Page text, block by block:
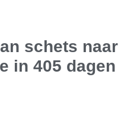
schets naar
in 405 dagen